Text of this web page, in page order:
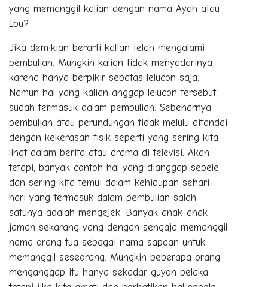
yang memanggil kalian dengan nama Ayah atau
Ibu?
Jika demikian berarti kalian telah mengalami
pembulian. Mungkin kalian tidak menyadarinya
karena hanya berpikir sebatas lelucon saja.
Namun hal yang kalian anggap lelucon tersebut
sudah termasuk dalam pembulian. Sebenarnya
pembulian atau perundungan tidak melulu ditandai
dengan kekerasan fisik seperti yang sering kita
lihat dalam berita atau drama di televisi. Akan
tetapi, banyak contoh hal yang dianggap sepele
dan sering kita temui dalam kehidupan sehari-
hari yang termasuk dalam pembulian salah
satunya adalah mengejek. Banyak anak-anak
jaman sekarang yang dengan sengaja memanggil
nama orang tua sebagai nama sapaan untuk
memanggil seseorang. Mungkin beberapa orang
menganggap itu hanya sekadar guyon belaka